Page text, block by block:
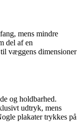
mens mindre
del af en
væggens dimensioner
og holdbarhed.
udtryk, mens
plakater trykkes på